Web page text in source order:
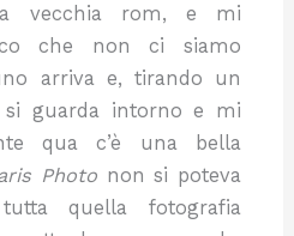
vecchia rom, e mi
che non ci siamo
arriva e, tirando un
si guarda intorno e mi
qua c’è una bella
Photonon si poteva
quella fotografia